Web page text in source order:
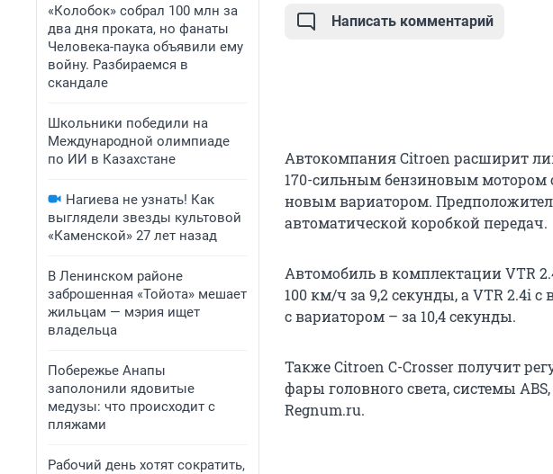
«Колобок» собрал 100 млн за
два дня проката, но фанаты
Человека-паука объявили ему
войну. Разбираемся в
скандале
Школьники победили на
Международной олимпиаде
по ИИ в Казахстане
Нагиева не узнать! Как
выглядели звезды культовой
«Каменской» 27 лет назад
В Ленинском районе
заброшенная «Тойота» мешает
жильцам — мэрия ищет
владельца
Побережье Анапы
заполонили ядовитые
медузы: что происходит с
пляжами
Рабочий день хотят сократить,
Написать комментарий
Автокомпания Citroеn расширит
170-сильным бензиновым мотором
новым вариатором.
автоматической коробкой передач.
Автомобиль в комплектации VTR
100 км/ч за 9,2 секунды, а VTR 2.4i
с вариатором – за 10,4 секунды.
Также Citroеn C-Crosser получит
фары головного света, системы
Regnum.ru.